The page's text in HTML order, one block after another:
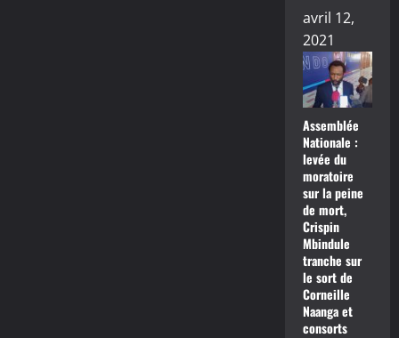
avril 12,
2021
Assemblée
Nationale :
levée du
moratoire
sur la peine
de mort,
Crispin
Mbindule
tranche sur
le sort de
Corneille
Naanga et
consorts